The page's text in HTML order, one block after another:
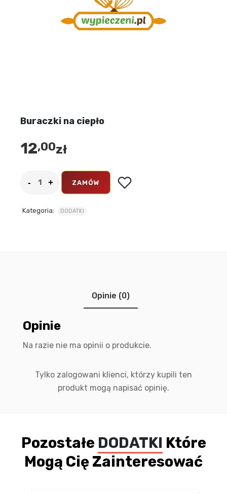
Buraczki na ciepło
12,00zł
ZAMÓW
Kategoria: DODATKI
Opinie (0)
Opinie
Na razie nie ma opinii o produkcie.
Tylko zalogowani klienci, którzy kupili ten
produkt mogą napisać opinię.
Pozostałe DODATKI Które
Mogą Cię Zainteresować